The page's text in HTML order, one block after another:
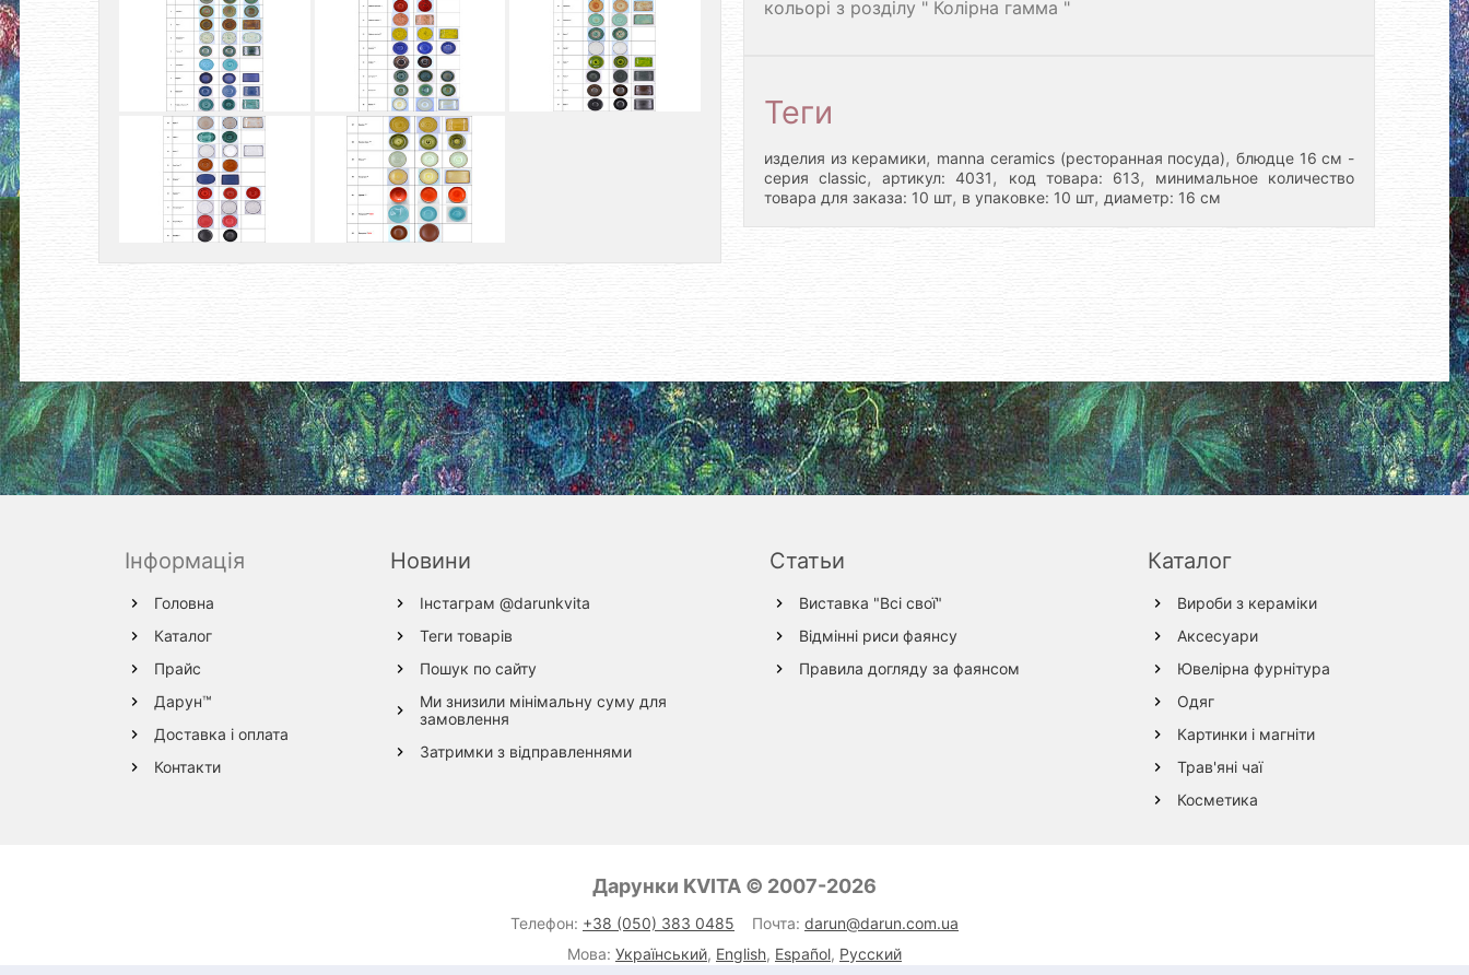
кольорі з розділу " Колірна гамма "
Теги
изделия из керамики, manna ceramics (ресторанная посуда), блюдце 16 см -
серия classic,артикул: 4031, код товара: 613,
минимальное количество
товара для заказа: 10 шт, в упаковке: 10 шт, диаметр: 16 см
Інформація
Головна
Каталог
Прайс
Дарун™
Доставка і оплата
Контакти
Новини
Інстаграм @darunkvita
Теги товарів
Пошук по сайту
Ми знизили мінімальну суму для
замовлення
Затримки з відправленнями
Статьи
Виставка "Всі свої"
Відмінні риси фаянсу
Правила догляду за фаянсом
Каталог
Вироби з кераміки
Аксесуари
Ювелірна фурнітура
Одяг
Картинки і магніти
Трав'яні чаї
Косметика
Дарунки KVITA © 2007-2026
Телефон: +38 (050) 383 0485 Почта: darun@darun.com.ua
Мова: Український, English, Español, Русский